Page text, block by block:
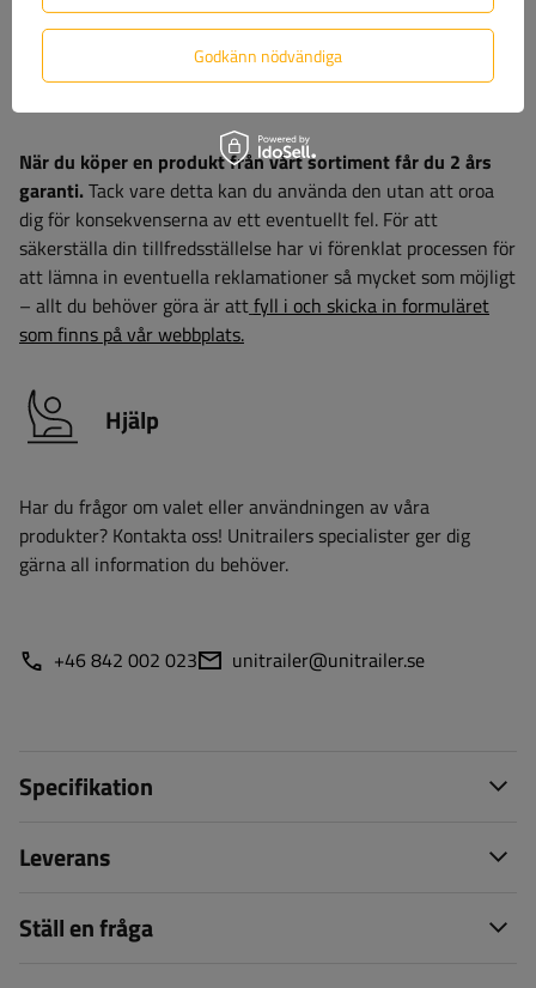
Garanti
När du köper en produkt från vårt sortiment får du 2 års
garanti.Tack vare detta kan du använda den utan att oroa
dig för konsekvenserna av ett eventuellt fel. För att
säkerställa din tillfredsställelse har vi förenklat processen för
att lämna in eventuella reklamationer så mycket som möjligt
– allt du behöver göra är attfyll i och skicka in formuläret
som finns på vår webbplats.
Hjälp
Har du frågor om valet eller användningen av våra
produkter? Kontakta oss! Unitrailers specialister ger dig
gärna all information du behöver.
+46 842 002 023 unitrailer@unitrailer.se
Specifikation
Leverans
Ställ en fråga
Godkänn nödvändiga